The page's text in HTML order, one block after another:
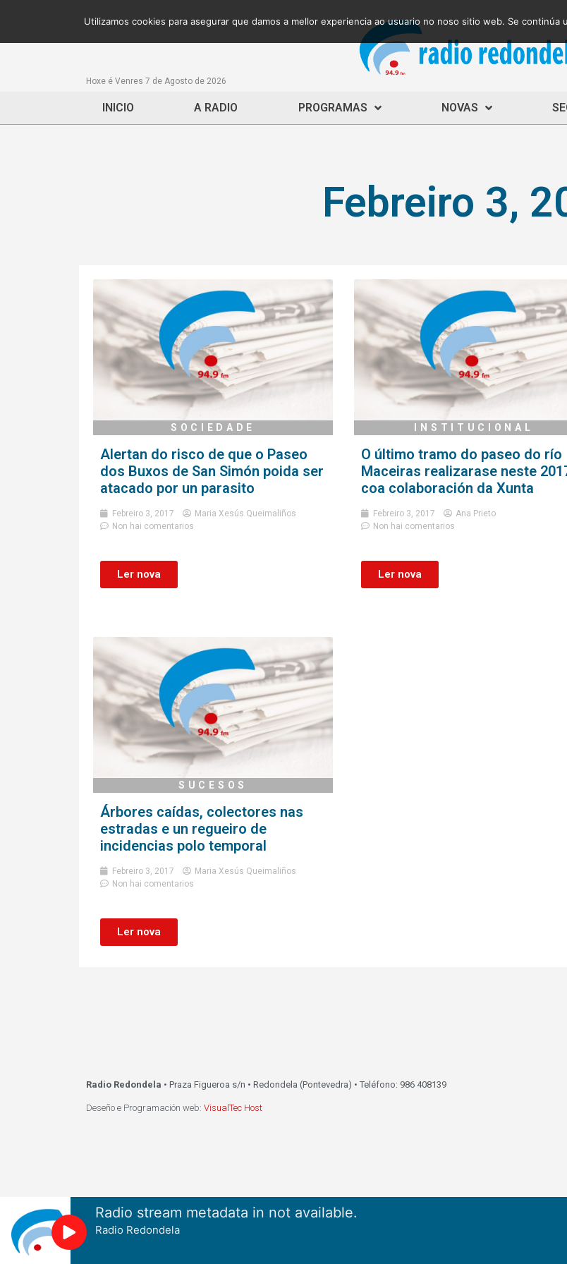
Hoxe é Venres 7 de Agosto de 2026
INICIO A RADIO PROGRAMAS NOVAS
Febreiro 3,
SOCIEDADE
Alertan do risco de que o Paseo
dos Buxos de San Simón poida ser
atacado por un parasito
Febreiro 3, 2017
Maria Xesús Queimaliños
Non hai comentarios
Ler nova
INSTITUCIONAL
O último tramo do paseo do río
Maceiras realizarase neste
coa colaboración da Xunta
Febreiro 3, 2017
Ana Prieto
Non hai comentarios
Ler nova
SUCESOS
Árbores caídas, colectores nas
estradas e un regueiro de
incidencias polo temporal
Febreiro 3, 2017
Maria Xesús Queimaliños
Non hai comentarios
Ler nova
Radio Redondela • Praza Figueroa s/n • Redondela (Pontevedra) • Teléfono: 986 408139
Deseño e Programación web: VisualTec Host
Utilizamos cookies para asegurar que damos a mellor experiencia ao usuario no noso sitio web. Se
Radio stream metadata in not available.
Radio Redondela